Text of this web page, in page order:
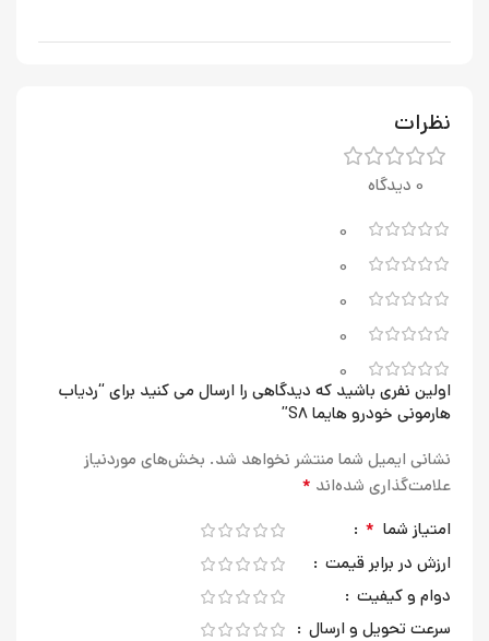
نظرات
0 دیدگاه
0
0
0
0
0
اولین نفری باشید که دیدگاهی را ارسال می کنید برای “ردیاب
هارمونی خودرو هایما S8”
نشانی ایمیل شما منتشر نخواهد شد. بخش‌های موردنیاز
علامت‌گذاری شده‌اند *
امتیاز شما *
ارزش در برابر قیمت
دوام و کیفیت
سرعت تحویل و ارسال